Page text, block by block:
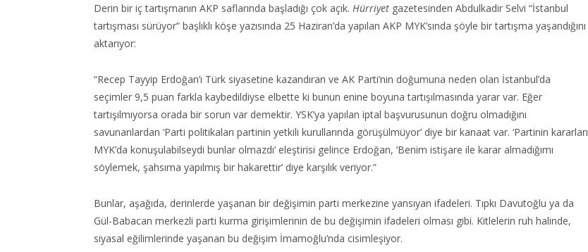
Derin bir iç tartışmanın AKP saflarında başladığı çok açık. Hürriyet gazetesinden Abdulkadir Selvi “İstanbul
tartışması sürüyor” başlıklı köşe yazısında 25 Haziran’da yapılan AKP MYK’sında şöyle bir tartışma yaşandığını
aktarıyor:
“Recep Tayyip Erdoğan’ı Türk siyasetine kazandıran ve AK Parti’nin doğumuna neden olan İstanbul’da
seçimler 9,5 puan farkla kaybedildiyse elbette ki bunun enine boyuna tartışılmasında yarar var. Eğer
tartışılmıyorsa orada bir sorun var demektir. YSK’ya yapılan iptal başvurusunun doğru olmadığını
savunanlardan ‘Parti politikaları partinin yetkili kurullarında görüşülmüyor’ diye bir kanaat var. ‘Partinin kararları
MYK’da konuşulabilseydi bunlar olmazdı’ eleştirisi gelince Erdoğan, ‘Benim istişare ile karar almadığımı
söylemek, şahsıma yapılmış bir hakarettir’ diye karşılık veriyor.”
Bunlar, aşağıda, derinlerde yaşanan bir değişimin parti merkezine yansıyan ifadeleri. Tıpkı Davutoğlu ya da
Gül-Babacan merkezli parti kurma girişimlerinin de bu değişimin ifadeleri olması gibi. Kitlelerin ruh halinde,
siyasal eğilimlerinde yaşanan bu değişim İmamoğlu’nda cisimleşiyor.